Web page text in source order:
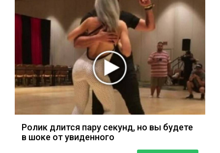
Ролик длится пару секунд, но вы будете
в шоке от увиденного